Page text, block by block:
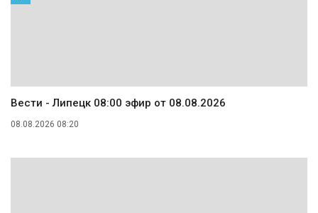
Вести - Липецк 08:00 эфир от 08.08.2026
08.08.2026 08:20